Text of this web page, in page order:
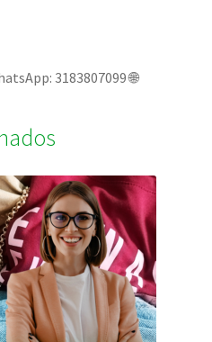
3183807099 🌐